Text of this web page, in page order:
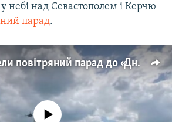
небі над Севастополем і Керчю
парад.
У Керчі провели повітряний парад до «Дня Перемоги» (відео)
source currently available